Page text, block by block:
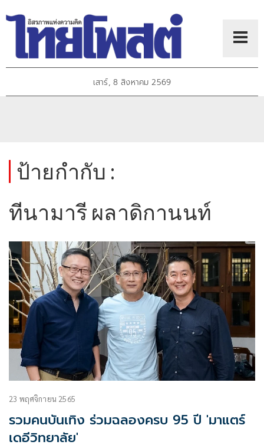
เสาร์, 8 สิงหาคม 2569
ป้ายกำกับ :
ทีนามารี ผลาดิกานนท์
23 พฤศจิกายน 2565
รวมคนบันเทิง ร่วมฉลองครบ 95 ปี 'มาแตร์
เดอีวิทยาลัย'